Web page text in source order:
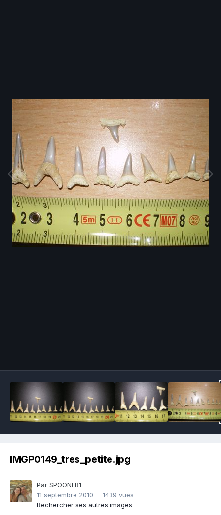
IMGP0149_tres_petite.jpg
Par SPOONER1
11 septembre 2010
1439 vues
Rechercher ses autres images